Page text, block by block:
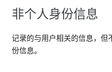
非个人身份信息
记录的与用户相关的信息，但
份信息。